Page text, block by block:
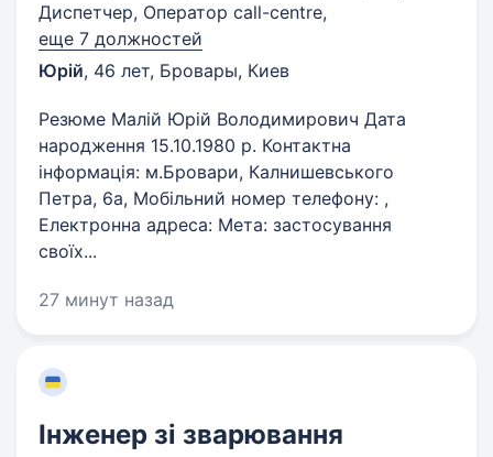
Диспетчер, Оператор call-centre,
еще 7 должностей
Юрій, 46 лет, Бровары, Киев
Резюме Малій Юрій Володимирович Дата
народження 15.10.1980 р. Контактна
інформація: м.Бровари, Калнишевського
Петра, 6а, Мобільний номер телефону: ,
Електронна адреса: Мета: застосування
своїх...
27 минут назад
Інженер зі зварювання